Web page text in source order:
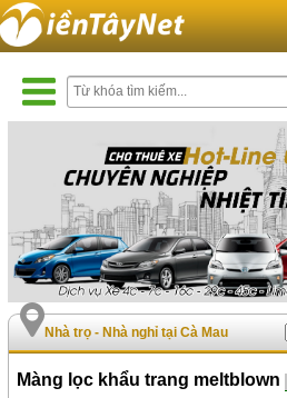
Nhà trọ - Nhà nghỉ tại Cà Mau
Màng lọc khẩu trang meltblown